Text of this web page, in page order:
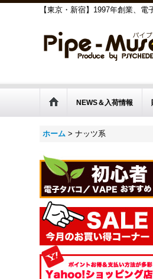
【東京・新宿】1997年創業、
NEWS＆入荷情報
ホーム > ナッツ系